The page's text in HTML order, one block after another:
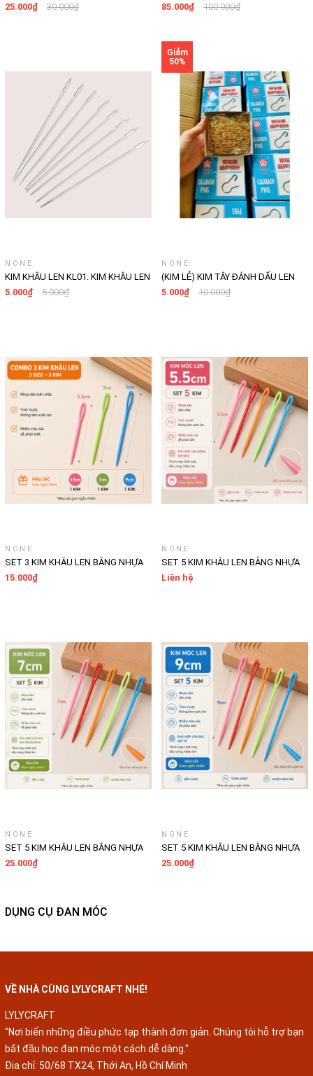
25.000₫ 30.000₫ 2.5MM-6MM
85.000₫ 100.000₫
NONE
KIM KHÂU LEN KL01. KIM KHÂU LEN
SỢI INOX CỠ TO DÙNG ĐỂ GIẤU MỐI
5.000₫ 5.000₫
NONE
(KIM LẺ) KIM TÂY ĐÁNH DẤU LEN
21MM KIM LOẠI MÀU VÀNG SK
5.000₫ 10.000₫
NONE
SET 3 KIM KHÂU LEN BẰNG NHỰA
SIZE 5.5+7+9CM
15.000₫
NONE
SET 5 KIM KHÂU LEN BẰNG NHỰA
SIZE 5.5CM
Liên hệ
NONE
SET 5 KIM KHÂU LEN BẰNG NHỰA
SIZE 7CM
25.000₫
NONE
SET 5 KIM KHÂU LEN BẰNG NHỰA
SIZE 9CM
25.000₫
DỤNG CỤ ĐAN MÓC
VỀ NHÀ CÙNG LYLYCRAFT NHÉ!
LYLYCRAFT
"Nơi biến những điều phức tạp thành đơn giản. Chúng tôi hỗ trợ bạn
bắt đầu học đan móc một cách dễ dàng."
Địa chỉ: 50/68 TX24, Thới An, Hồ Chí Minh